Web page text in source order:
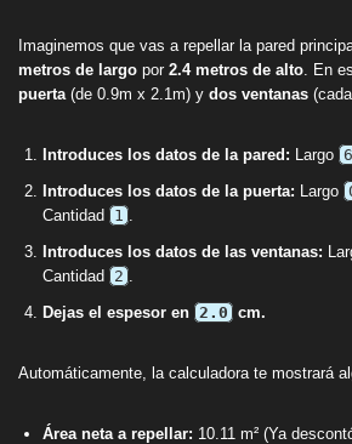
Imaginemos que vas a repellar la pared
metros de largo por 2.4 metros de alto . En
puerta (de 0.9m x 2.1m) y dos ventanas
Introduces los datos de la pared: Largo 6
Introduces los datos de la puerta: Largo
Cantidad
1
Introduces los datos de las ventanas:
Cantidad
2
Dejas el espesor en 2.0 cm.
Automáticamente, la calculadora te mostrará
Área neta a repellar: 10.11 m² (Ya